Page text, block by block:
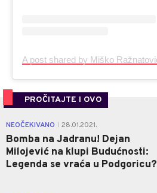
PROČITAJTE I OVO
NEOČEKIVANO 28.01.2021.
Bomba na Jadranu! Dejan
Milojević na klupi Budućnosti:
Legenda se vraća u Podgoricu?